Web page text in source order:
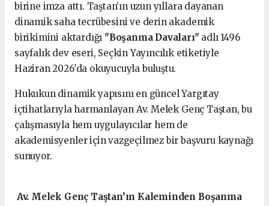
birine imza attı. Taştan’ın uzun yıllara dayanan
dinamik saha tecrübesini ve derin akademik
birikimini aktardığı "Boşanma Davaları" adlı 1496
sayfalık dev eseri, Seçkin Yayıncılık etiketiyle
Haziran 2026'da okuyucuyla buluştu.
Hukukun dinamik yapısını en güncel Yargıtay
içtihatlarıyla harmanlayan Av. Melek Genç Taştan, bu
çalışmasıyla hem uygulayıcılar hem de
akademisyenler için vazgeçilmez bir başvuru kaynağı
sunuyor.
Av. Melek Genç Taştan’ın Kaleminden Boşanma